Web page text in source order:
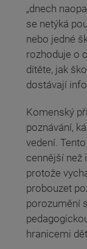
„dnech
se netýká
nebo jedné
rozhoduje o
dítěte, jak
dostávají
Komenský
poznávání,
vedení.
cennější než
protože
probouzet
porozumění
hranicemi